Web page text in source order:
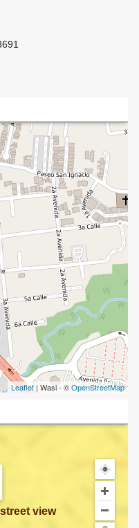
Leaflet| Wasi - ©OpenStreetMap
street view